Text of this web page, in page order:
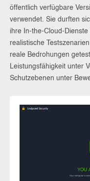
öffentlich verfügbare
verwendet. Sie durften
ihre In-the-Cloud-
realistische
reale Bedrohungen
Leistungsfähigkeit unter
Schutzebenen unter